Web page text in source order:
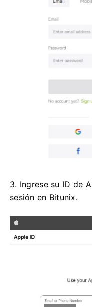
3. Ingrese su ID de
sesión en Bitunix.